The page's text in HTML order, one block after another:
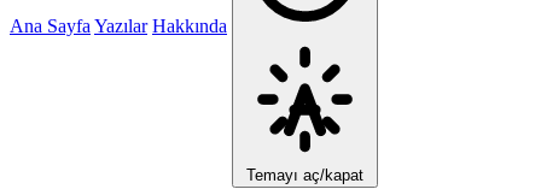
Ana Sayfa Yazılar Hakkında
Temayı aç/kapat